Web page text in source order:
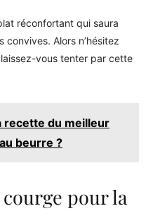
réconfortant qui saura
Alors n’hésitez
vous tenter par cette
recette du meilleur
beurre ?
pour la